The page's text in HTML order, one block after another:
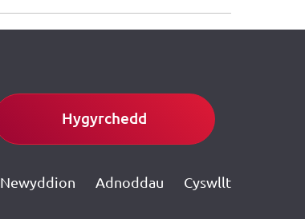
Hygyrchedd
Newyddion Adnoddau Cyswllt